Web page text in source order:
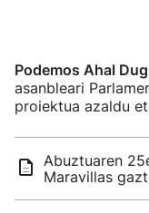
Podemos Ahal
asanbleari
proiektua azaldu
Abuztuaren
Maravillas